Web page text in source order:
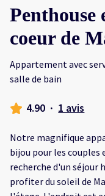
coeur de
Appartement avec
salle de bain
4.90 · 1 avis
Notre magnifique
bijou pour les couples
recherche d'un séjour
profiter du soleil de